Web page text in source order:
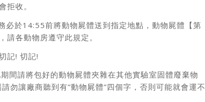
拒收。
必於14:55前將動物屍體送到指定地點，動物屍體【第
請各動物房遵守此規定。
記! 切記!
間請將包好的動物屍體夾雜在其他實驗室固體廢棄物
勿讓廠商聽到有”動物屍體”四個字，否則可能就會運不